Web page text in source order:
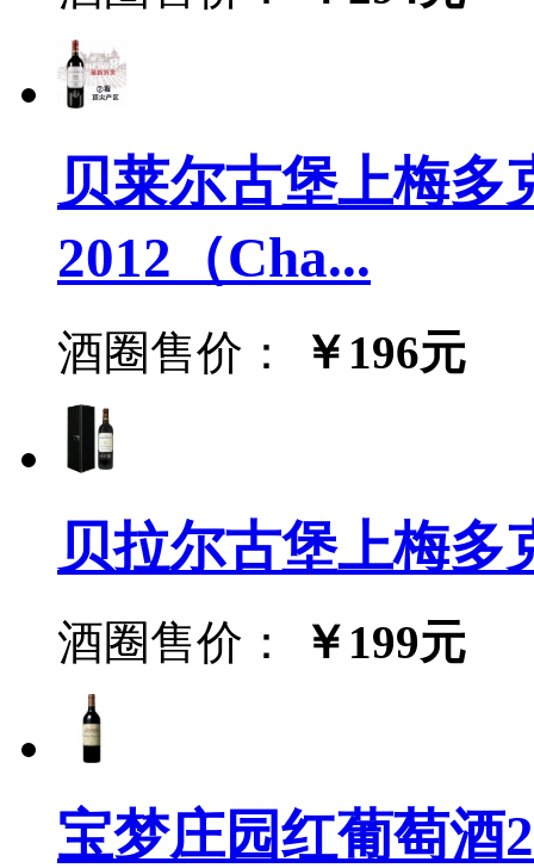
贝莱尔古堡上梅多
2012（Cha...
酒圈售价： ￥196元
贝拉尔古堡上梅多
酒圈售价： ￥199元
宝梦庄园红葡萄酒